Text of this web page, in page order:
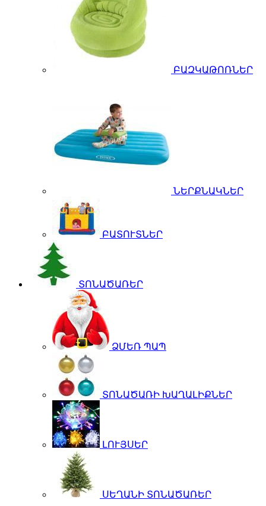
ԲԱԶԿԱԹՈՌՆԵՐ
ՆԵՐՔՆԱԿՆԵՐ
ԲԱՏՈՒՏՆԵՐ
ՏՈՆԱԾԱՌԵՐ
ՁՄԵՌ ՊԱՊ
ՏՈՆԱԾԱՌԻ ԽԱՂԱԼԻՔՆԵՐ
ԼՈՒՅՍԵՐ
ՍԵՂԱՆԻ ՏՈՆԱԾԱՌԵՐ